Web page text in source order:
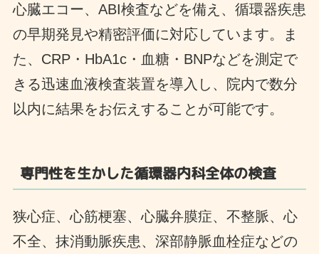
心臓エコー、ABI検査などを備え、循環器疾患
の早期発見や精密評価に対応しています。ま
た、CRP・HbA1c・血糖・BNPなどを測定で
きる迅速血液検査装置を導入し、院内で数分
以内に結果をお伝えすることが可能です。
専門性を生かした循環器内科全体の検査
狭心症、心筋梗塞、心臓弁膜症、不整脈、心
不全、抹消動脈疾患、深部静脈血栓症などの